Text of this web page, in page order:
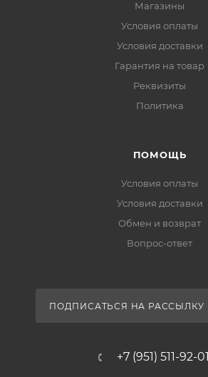
Магазины
Условия оплаты
Условия доставки
Гарантия на товар
Реквизиты
Политика
ПОМОЩЬ
Условия оплаты
Условия доставки
Обмен и возврат
Вопрос-ответ
ПОДПИСАТЬСЯ НА РАССЫЛКУ
+7 (951) 511-92-01